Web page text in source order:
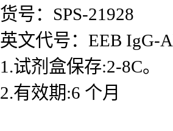
货号：SPS-21928
英文代号：EEB IgG-
1.试剂盒保存:2-8C。
2.有效期:6 个月